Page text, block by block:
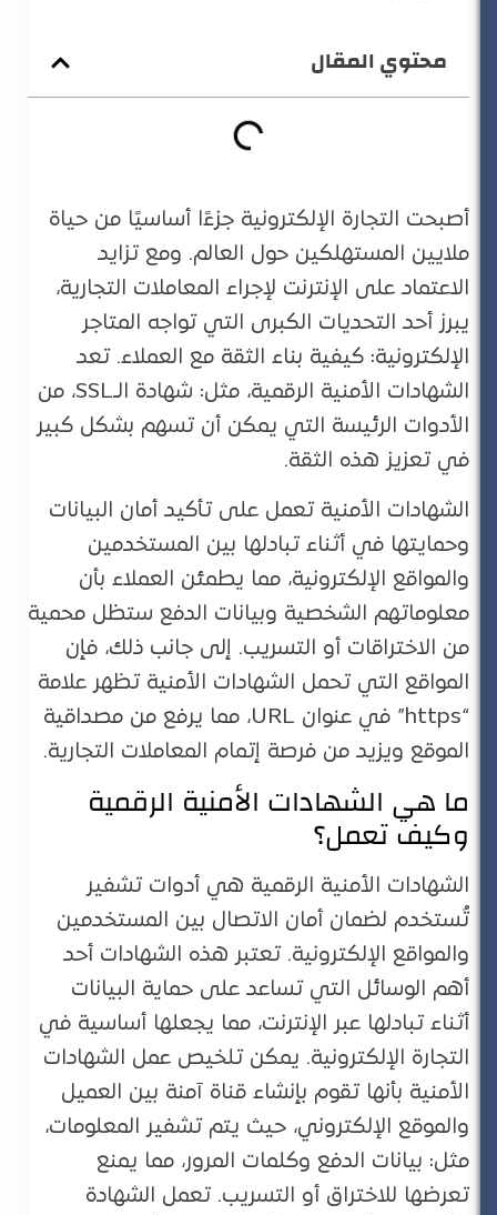
محتوي المقال
أصبحت التجارة الإلكترونية جزءًا أساسيًا من حياة
ملايين المستهلكين حول العالم. ومع تزايد
الاعتماد على الإنترنت لإجراء المعاملات التجارية،
يبرز أحد التحديات الكبرى التي تواجه المتاجر
الإلكترونية: كيفية بناء الثقة مع العملاء. تعد
الشهادات الأمنية الرقمية، مثل: شهادة الـSSL، من
الأدوات الرئيسة التي يمكن أن تسهم بشكل كبير
في تعزيز هذه الثقة.
الشهادات الأمنية تعمل على تأكيد أمان البيانات
وحمايتها في أثناء تبادلها بين المستخدمين
والمواقع الإلكترونية، مما يطمئن العملاء بأن
معلوماتهم الشخصية وبيانات الدفع ستظل محمية
من الاختراقات أو التسريب. إلى جانب ذلك، فإن
المواقع التي تحمل الشهادات الأمنية تظهر علامة
“https” في عنوان URL، مما يرفع من مصداقية
الموقع ويزيد من فرصة إتمام المعاملات التجارية.
ما هي الشهادات الأمنية الرقمية
وكيف تعمل؟
الشهادات الأمنية الرقمية هي أدوات تشفير
تُستخدم لضمان أمان الاتصال بين المستخدمين
والمواقع الإلكترونية. تعتبر هذه الشهادات أحد
أهم الوسائل التي تساعد على حماية البيانات
أثناء تبادلها عبر الإنترنت، مما يجعلها أساسية في
التجارة الإلكترونية. يمكن تلخيص عمل الشهادات
الأمنية بأنها تقوم بإنشاء قناة آمنة بين العميل
والموقع الإلكتروني، حيث يتم تشفير المعلومات،
مثل: بيانات الدفع وكلمات المرور، مما يمنع
تعرضها للاختراق أو التسريب. تعمل الشهادة